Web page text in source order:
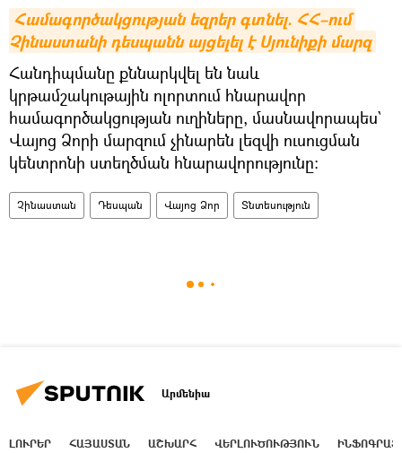
Համագործակցության եզրեր գտնել. ՀՀ–ում
Չինաստանի դեսպանն այցելել է Սյունիքի մարզ
Հանդիպմանը քննարկվել են նաև
կրթամշակութային ոլորտում հնարավոր
համագործակցության ուղիները, մասնավորապես`
Վայոց Ձորի մարզում չինարեն լեզվի ուսուցման
կենտրոնի ստեղծման հնարավորությունը։
Չինաստան Դեսպան Վայոց Ձոր Տնտեսություն
Արմենիա
ԼՈՒՐԵՐ ՀԱՅԱՍՏԱՆ ԱՇԽԱՐՀ ՎԵՐԼՈՒԾՈՒԹՅՈՒՆ